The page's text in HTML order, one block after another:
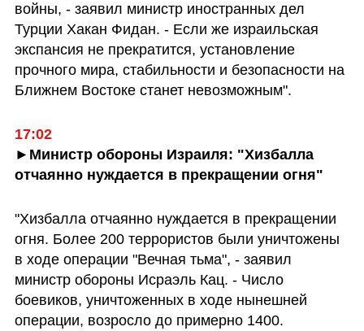
войны, - заявил министр иностранных дел
Турции Хакан Фидан. - Если же израильская
экспансия не прекратится, установление
прочного мира, стабильности и безопасности на
Ближнем Востоке станет невозможным".
17:02
►Министр обороны Израиля: "Хизбалла
отчаянно нуждается в прекращении огня"
"Хизбалла отчаянно нуждается в прекращении
огня. Более 200 террористов были уничтожены
в ходе операции "Вечная тьма", - заявил
министр обороны Исраэль Кац. - Число
боевиков, уничтоженных в ходе нынешней
операции, возросло до примерно 1400.